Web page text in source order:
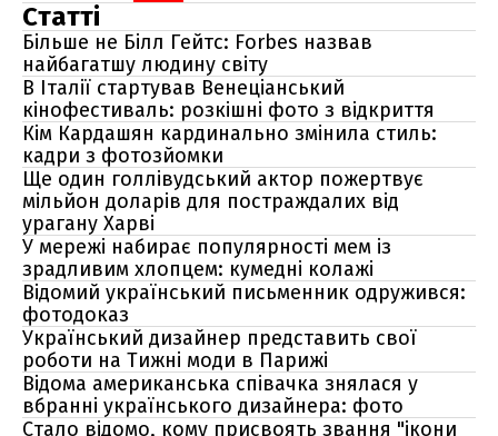
Статті
Більше не Білл Гейтс: Forbes назвав
найбагатшу людину світу
В Італії стартував Венеціанський
кінофестиваль: розкішні фото з відкриття
Кім Кардашян кардинально змінила стиль:
кадри з фотозйомки
Ще один голлівудський актор пожертвує
мільйон доларів для постраждалих від
урагану Харві
У мережі набирає популярності мем із
зрадливим хлопцем: кумедні колажі
Відомий український письменник одружився:
фотодоказ
Український дизайнер представить свої
роботи на Тижні моди в Парижі
Відома американська співачка знялася у
вбранні українського дизайнера: фото
Стало відомо, кому присвоять звання "ікони